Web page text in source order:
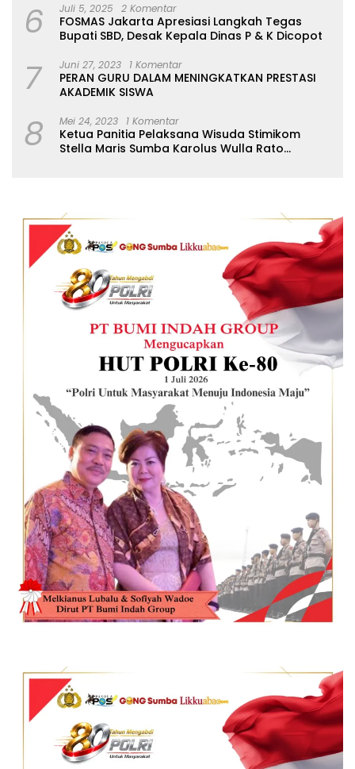
6 Juli 5, 2025 2 Komentar
FOSMAS Jakarta Apresiasi Langkah Tegas
Bupati SBD, Desak Kepala Dinas P & K Dicopot
7 Juni 27, 2023 1 Komentar
PERAN GURU DALAM MENINGKATKAN PRESTASI
AKADEMIK SISWA
8 Mei 24, 2023 1 Komentar
Ketua Panitia Pelaksana Wisuda Stimikom
Stella Maris Sumba Karolus Wulla Rato